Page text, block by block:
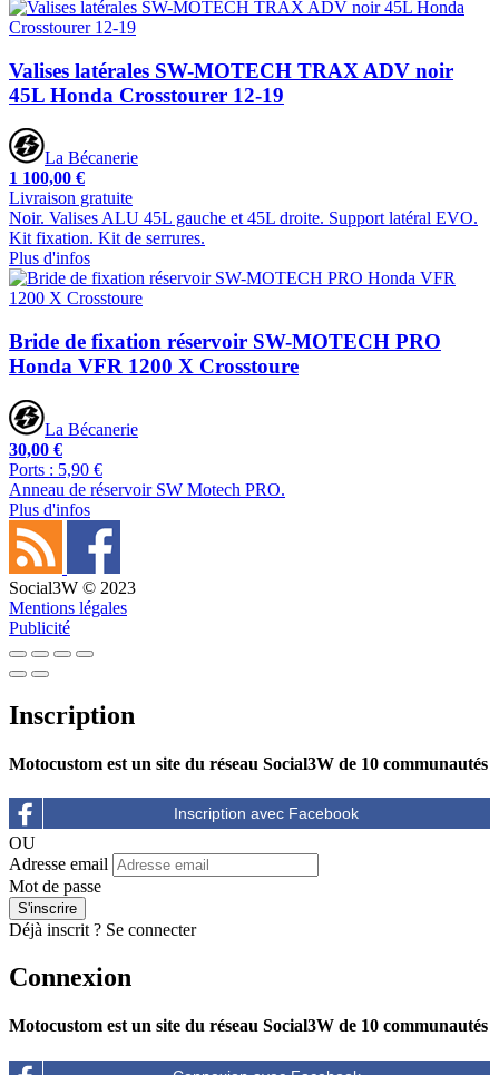
Valises latérales SW-MOTECH TRAX ADV noir
45L Honda Crosstourer 12-19
La Bécanerie
1 100,00 €
Livraison gratuite
Noir. Valises ALU 45L gauche et 45L droite. Support latéral EVO.
Kit fixation. Kit de serrures.
Plus d'infos
Bride de fixation réservoir SW-MOTECH PRO
Honda VFR 1200 X Crosstoure
La Bécanerie
30,00 €
Ports : 5,90 €
Anneau de réservoir SW Motech PRO.
Plus d'infos
Social3W © 2023
Mentions légales
Publicité
Inscription
Motocustom est un site du réseau Social3W de 10 communautés
OU
Adresse email
Mot de passe
Déjà inscrit ? Se connecter
Connexion
Motocustom est un site du réseau Social3W de 10 communautés